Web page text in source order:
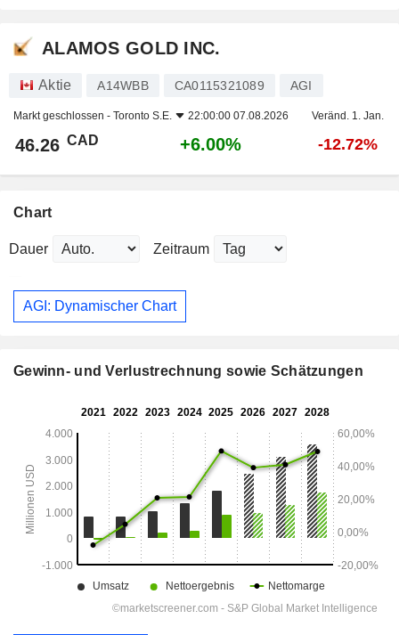
ALAMOS GOLD INC.
Aktie A14WBB CA0115321089 AGI
Markt geschlossen - Toronto S.E. 22:00:00 07.08.2026 Veränd. 1. Jan.
46.26 CAD +6.00% -12.72%
Chart
Dauer Zeitraum
AGI: Dynamischer Chart
Gewinn- und Verlustrechnung sowie Schätzungen